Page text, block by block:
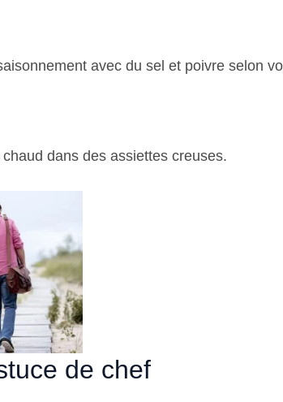
avec du sel et poivre selon
dans des assiettes creuses.
de chef